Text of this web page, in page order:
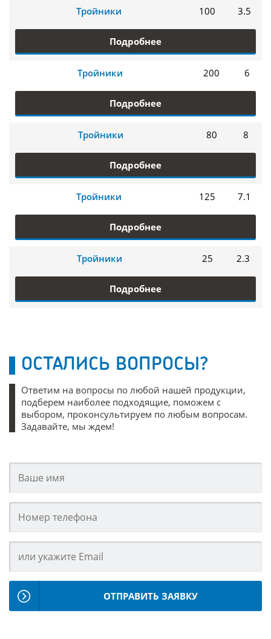
Тройники 100 3.5
Подробнее
Тройники 200 6
Подробнее
Тройники 80 8
Подробнее
Тройники 125 7.1
Подробнее
Тройники 25 2.3
Подробнее
ОСТАЛИСЬ ВОПРОСЫ?
Ответим на вопросы по любой нашей продукции,
подберем наиболее подходящие, поможем с
выбором, проконсультируем по любым вопросам.
Задавайте, мы ждем!
ОТПРАВИТЬ ЗАЯВКУ